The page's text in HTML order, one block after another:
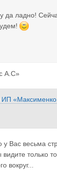
ладно!
А.С»
ИП
(как
да ладно!
будем!
Вас весьма
только
вокруг...